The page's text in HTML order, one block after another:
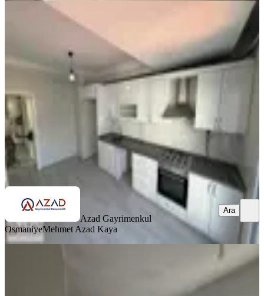
BALKONLU
Azad- Pazartesi Pazarı Civarı
Yatırımlık Satılık 3+1 140m2 Daire
Merkez, Eyüp Sultan Mahallesi
3+1
·5. Kat·03.07.2026
3.550.000 ₺
Azad Gayrimenkul OsmaniyeMehmet Azad Kaya
Ara
Azad Gayrimenkul
OsmaniyeMehmet Azad Kaya
Ara
Azad Doktor Ihsan Mah. Satılık